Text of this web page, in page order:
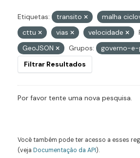
Etiquetas: transito
malha
cttu
vias velocidade
GeoJSON
Grupos:
governo-
Filtrar Resultados
Por favor tente uma nova pesquisa.
Você também pode ter acesso a esses
(veja Documentação da API).